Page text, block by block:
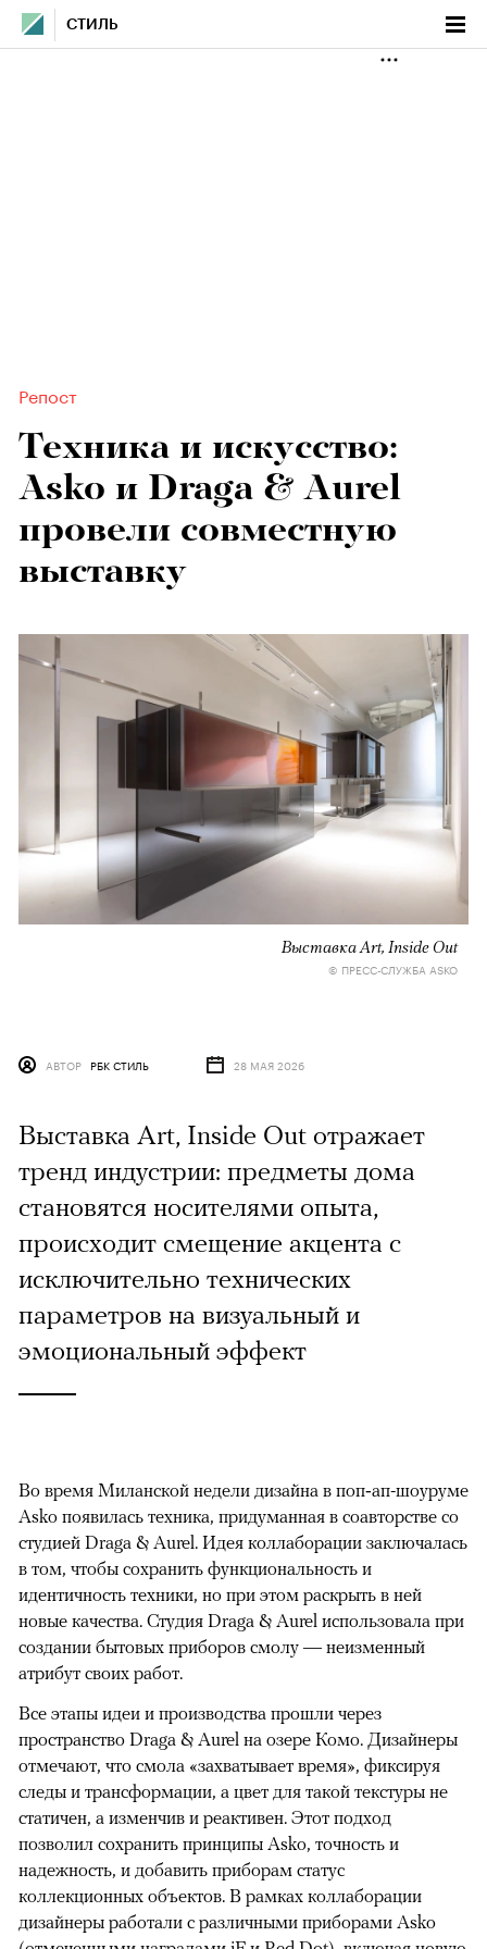
СТИЛЬ
Репост
Техника и искусство:
Asko и Draga & Aurel
провели совместную
выставку
Выставка Art, Inside Out
© ПРЕСС-СЛУЖБА ASKO
АВТОР РБК СТИЛЬ 28 МАЯ 2026
Выставка Art, Inside Out отражает
тренд индустрии: предметы дома
становятся носителями опыта,
происходит смещение акцента с
исключительно технических
параметров на визуальный и
эмоциональный эффект
Во время Миланской недели дизайна в поп‑ап-шоуруме
Asko появилась техника, придуманная в соавторстве со
студией Draga & Aurel. Идея коллаборации заключалась
в том, чтобы сохранить функциональность и
идентичность техники, но при этом раскрыть в ней
новые качества. Студия Draga & Aurel использовала при
создании бытовых приборов смолу — неизменный
атрибут своих работ.
Все этапы идеи и производства прошли через
пространство Draga & Aurel на озере Комо. Дизайнеры
отмечают, что смола «захватывает время», фиксируя
следы и трансформации, а цвет для такой текстуры не
статичен, а изменчив и реактивен. Этот подход
позволил сохранить принципы Asko, точность и
надежность, и добавить приборам статус
коллекционных объектов. В рамках коллаборации
дизайнеры работали с различными приборами Asko